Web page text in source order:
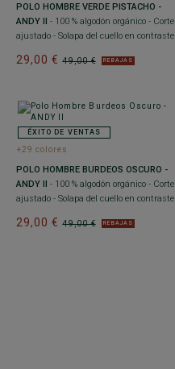
POLO HOMBRE VERDE PISTACHO -
ANDY II - 100 % algodón orgánico - Corte
ajustado - Solapa del cuello en contraste
49,00 €
29,00 € REBAJAS
ÉXITO DE VENTAS
+29 colores
POLO HOMBRE BURDEOS OSCURO -
ANDY II - 100 % algodón orgánico - Corte
ajustado - Solapa del cuello en contraste
49,00 €
29,00 € REBAJAS